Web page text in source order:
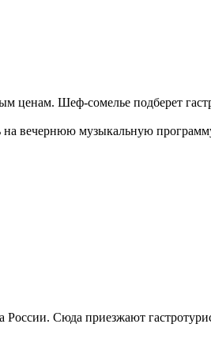
ценам. Шеф-сомелье подберет
на вечернюю музыкальную
России. Сюда приезжают